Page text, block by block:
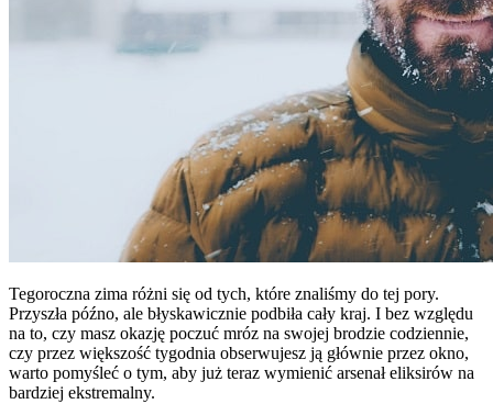
Tegoroczna zima różni się od tych, które znaliśmy do tej pory.
Przyszła późno, ale błyskawicznie podbiła cały kraj. I bez względu
na to, czy masz okazję poczuć mróz na swojej brodzie codziennie,
czy przez większość tygodnia obserwujesz ją głównie przez okno,
warto pomyśleć o tym, aby już teraz wymienić arsenał eliksirów na
bardziej ekstremalny.